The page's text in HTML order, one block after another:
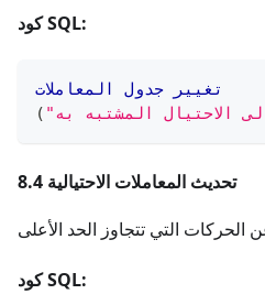
كود SQL:
تغيير جدول
المعاملات
الاحتيال المشتبه به" )
8.4 تحديث المعاملات الاحتيالية
كود SQL: